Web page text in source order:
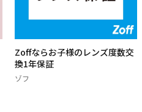
Zoffならお子様のレンズ度数交
換1年保証
ゾフ